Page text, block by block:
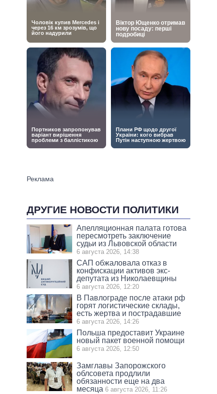
ДРУГИЕ НОВОСТИ ПОЛИТИКИ
Апелляционная палата готова
пересмотреть заключение
судьи из Львовской области
6 августа 2026, 14:38
САП обжаловала отказ в
конфискации активов экс-
депутата из Николаевщины
6 августа 2026, 12:20
В Павлограде после атаки рф
горят логистические склады,
есть жертва и пострадавшие
6 августа 2026, 14:26
Польша предоставит Украине
новый пакет военной помощи
6 августа 2026, 12:50
Замглавы Запорожского
облсовета продлили
обязанности еще на два
месяца 6 августа 2026, 11:26